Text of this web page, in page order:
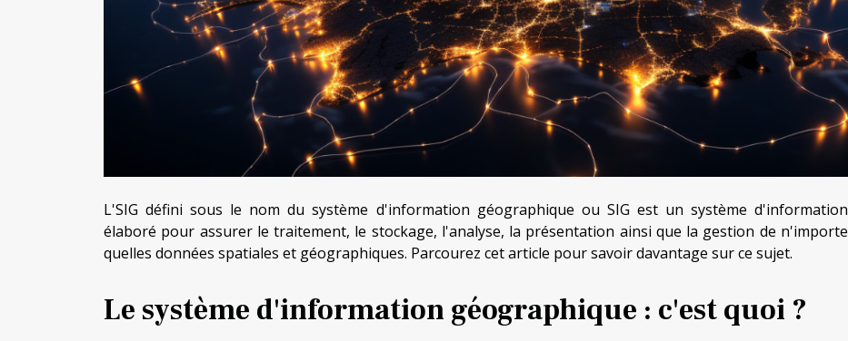
L'SIG défini sous le nom du système d'information géographique ou SIG est un système d'information
élaboré pour assurer le traitement, le stockage, l'analyse, la présentation ainsi que la gestion de n'importe
quelles données spatiales et géographiques. Parcourez cet article pour savoir davantage sur ce sujet.
Le système d'information géographique : c'est quoi ?